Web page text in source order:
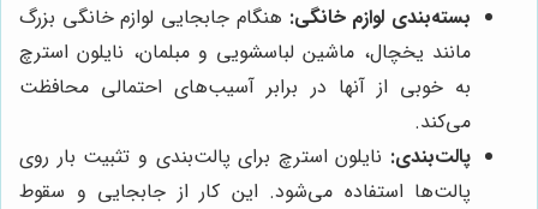
بسته‌بندی لوازم خانگی: هنگام جابجایی لوازم خانگی بزرگ
مانند یخچال، ماشین لباسشویی و مبلمان، نایلون استرچ
به خوبی از آنها در برابر آسیب‌های احتمالی محافظت
می‌کند.
پالت‌بندی: نایلون استرچ برای پالت‌بندی و تثبیت بار روی
پالت‌ها استفاده می‌شود. این کار از جابجایی و سقوط